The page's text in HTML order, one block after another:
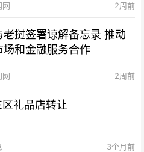
网 2周前
老挝签署谅解备忘录 推动
场和金融服务合作
网 2周前
礼品店转让
3个月前